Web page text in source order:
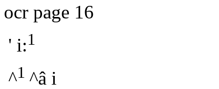
ocr page 16
' i:1
^1 ^â i